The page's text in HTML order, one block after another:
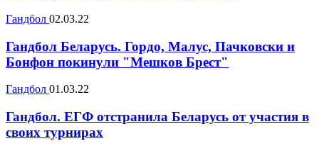
Гандбол 02.03.22
Гандбол Беларусь. Гордо, Малус, Пачковски и
Бонфон покинули "Мешков Брест"
Гандбол 01.03.22
Гандбол. ЕГФ отстранила Беларусь от участия в
своих турнирах